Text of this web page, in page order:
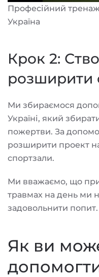
Професійний
Україна
Крок 2:
розширити
Ми збираємося
Україні, який
пожертви. За
розширити проект на
спортзали.
Ми вважаємо, що
травмах на день ми
задовольнити попит.
Як ви